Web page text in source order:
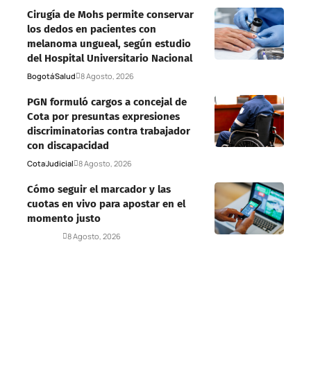
Cirugía de Mohs permite conservar
los dedos en pacientes con
melanoma ungueal, según estudio
del Hospital Universitario Nacional
BogotáSalud 8 Agosto, 2026
PGN formuló cargos a concejal de
Cota por presuntas expresiones
discriminatorias contra trabajador
con discapacidad
CotaJudicial 8 Agosto, 2026
Cómo seguir el marcador y las
cuotas en vivo para apostar en el
momento justo
8 Agosto, 2026